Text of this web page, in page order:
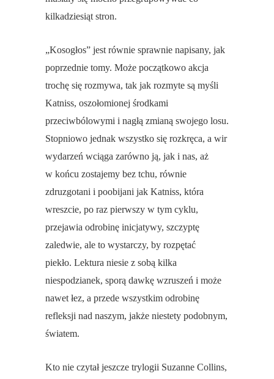
kilkadziesiąt stron.
„Kosogłos” jest równie sprawnie napisany, jak
poprzednie tomy. Może początkowo akcja
trochę się rozmywa, tak jak rozmyte są myśli
Katniss, oszołomionej środkami
przeciwbólowymi i nagłą zmianą swojego losu.
Stopniowo jednak wszystko się rozkręca, a wir
wydarzeń wciąga zarówno ją, jak i nas, aż
w końcu zostajemy bez tchu, równie
zdruzgotani i poobijani jak Katniss, która
wreszcie, po raz pierwszy w tym cyklu,
przejawia odrobinę inicjatywy, szczyptę
zaledwie, ale to wystarczy, by rozpętać
piekło. Lektura niesie z sobą kilka
niespodzianek, sporą dawkę wzruszeń i może
nawet łez, a przede wszystkim odrobinę
refleksji nad naszym, jakże niestety podobnym,
światem.
Kto nie czytał jeszcze trylogii Suzanne Collins,